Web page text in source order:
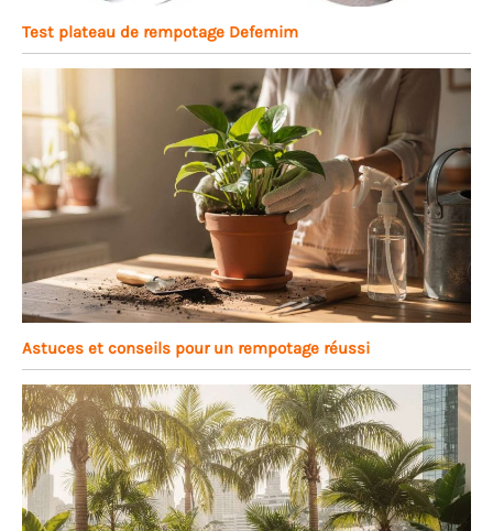
Test plateau de rempotage Defemim
Astuces et conseils pour un rempotage réussi